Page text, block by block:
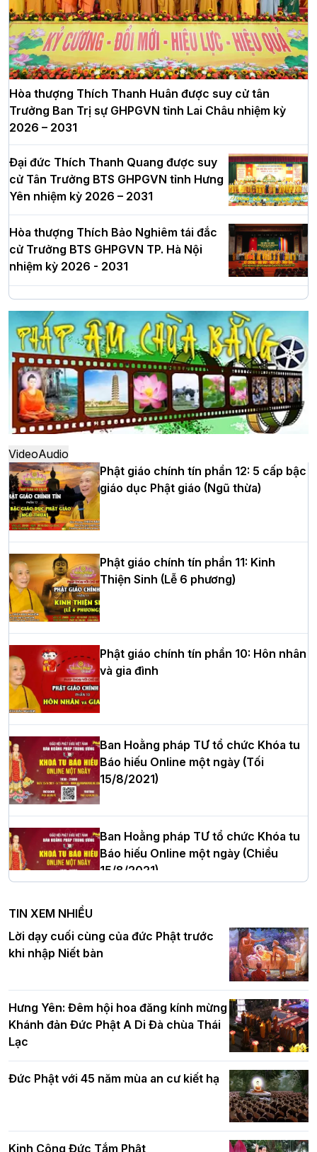
Hòa thượng Thích Thanh Huân được suy cử tân
Trưởng Ban Trị sự GHPGVN tỉnh Lai Châu nhiệm kỳ
2026 – 2031
Đại đức Thích Thanh Quang được suy
cử Tân Trưởng BTS GHPGVN tỉnh Hưng
Yên nhiệm kỳ 2026 – 2031
Hòa thượng Thích Bảo Nghiêm tái đắc
cử Trưởng BTS GHPGVN TP. Hà Nội
nhiệm kỳ 2026 - 2031
Hà Nội: Long trọng lễ khởi công xây
dựng Trung tâm văn hóa Phật giáo Thủ
đô
Hà Nội: Ngày tu học cuối cùng khép lại
khóa sinh hoạt Phật pháp mùa hè lần
thứ XIV tại chùa Bằng
Học yêu thương trong ngày tu tập thứ
tư của Khóa sinh hoạt Phật pháp mùa
hè tại chùa Bằng
HT.Thích Thọ Lạc được suy cử làm tân
Trưởng BTS GHPGVN tỉnh Nghệ An
Hòa thượng Thích Quảng Tùng tái đắc
cử Trưởng BTS GHPGVN thành phố Hải
Phòng nhiệm kỳ 2026 – 2031
Thượng tọa Thích Tâm Chính được suy
cử tân Trưởng ban Trị sự GHPGVN tỉnh
Hà Nội: Tăng Ni Trường hạ Bồ Đề trang
nghiêm tác pháp Tiền an cư PL.2570 –
DL.2026
Hà Nội
Hơn 5.000 người tham dự diễu hành,
VideoAudio
Phật giáo chính tín phần 12: 5 cấp bậc
giáo dục Phật giáo (Ngũ thừa)
Phật giáo chính tín phần 11: Kinh
Thiện Sinh (Lễ 6 phương)
Phật giáo chính tín phần 10: Hôn nhân
và gia đình
Ban Hoằng pháp TƯ tổ chức Khóa tu
Báo hiếu Online một ngày (Tối
15/8/2021)
Ban Hoằng pháp TƯ tổ chức Khóa tu
Báo hiếu Online một ngày (Chiều
15/8/2021)
Ban Hoằng pháp TƯ tổ chức Khóa tu
Báo hiếu Online một ngày (Sáng
15/8/2021)
Tinh thần yêu nước của Phật giáo
TIN XEM NHIỀU
Lời dạy cuối cùng của đức Phật trước
khi nhập Niết bàn
Hưng Yên: Đêm hội hoa đăng kính mừng
Khánh đản Đức Phật A Di Đà chùa Thái
Lạc
Đức Phật với 45 năm mùa an cư kiết hạ
Kinh Công Đức Tắm Phật